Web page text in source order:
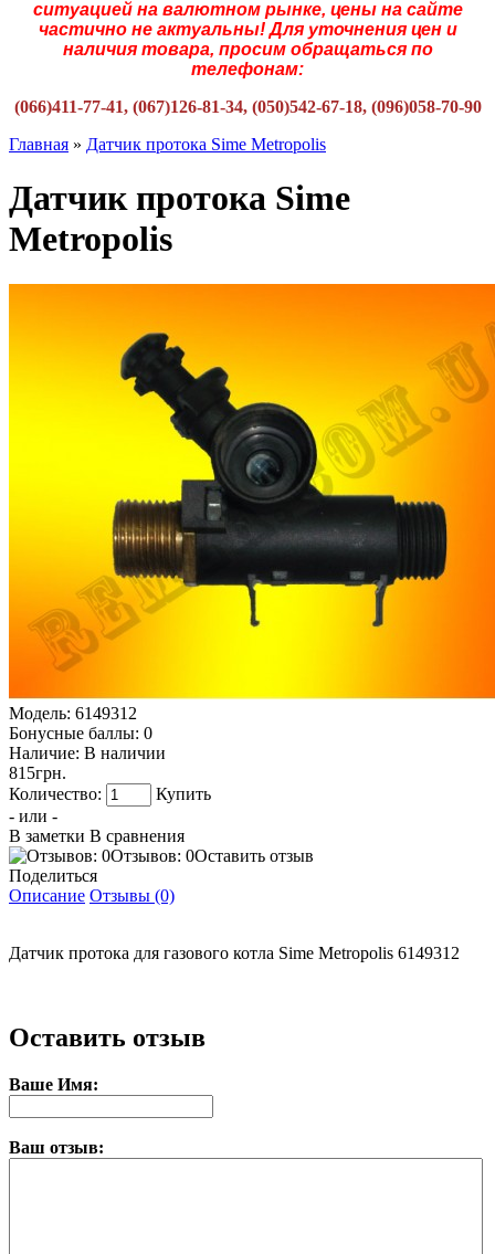
ситуацией на валютном рынке, цены на сайте
частично не актуальны! Для уточнения цен и
наличия товара, просим обращаться по
телефонам:
(066)411-77-41, (067)126-81-34, (050)542-67-18, (096)058-70-90
Главная » Датчик протока Sime Metropolis
Датчик протока Sime
Metropolis
Модель: 6149312
Бонусные баллы: 0
Наличие: В наличии
815грн.
Количество:
Купить
- или -
В заметки В сравнения
Отзывов: 0Оставить отзыв
Поделиться
Описание Отзывы (0)
Датчик протока для газового котла Sime Metropolis 6149312
Оставить отзыв
Ваше Имя:
Ваш отзыв: